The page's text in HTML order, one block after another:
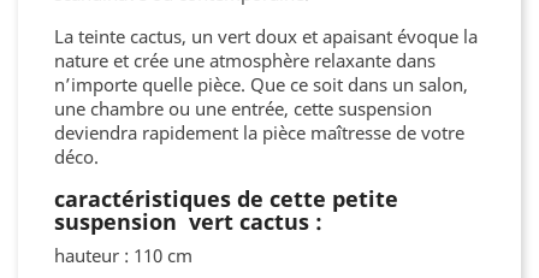
La teinte cactus, un vert doux et apaisant évoque la
nature et crée une atmosphère relaxante dans
n’importe quelle pièce. Que ce soit dans un salon,
une chambre ou une entrée, cette suspension
deviendra rapidement la pièce maîtresse de votre
déco.
caractéristiques de cette petite
suspension vert cactus :
hauteur : 110 cm